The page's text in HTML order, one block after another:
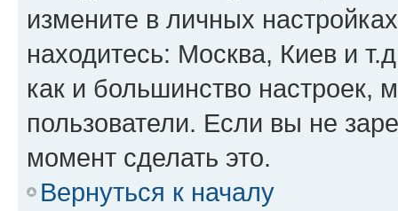
измените в личных
находитесь: Москва, Киев и
как и большинство настроек,
пользователи. Если вы не
момент сделать это.
Вернуться к началу